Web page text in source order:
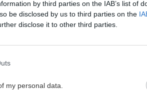
by third parties on the IAB’s list of
be disclosed by us to third parties on the
disclose it to other third parties.
my personal data.
21:52
χαμηλώνει τα φώτα σε
ενέργεια
εποχής για το Allou! Fun